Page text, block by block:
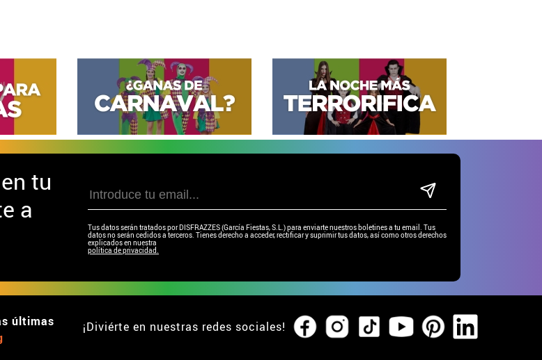
tu
a
Tus datos serán tratados por DISFRAZZES (García Fiestas, S.L.) para enviarte nuestros boletines a tu email. Tus
datos no serán cedidos a terceros. Tienes derecho a acceder, rectificar y suprimir tus datos, así como otros derechos
explicados en nuestra
política de privacidad.
últimas
¡Diviérte en nuestras redes sociales!